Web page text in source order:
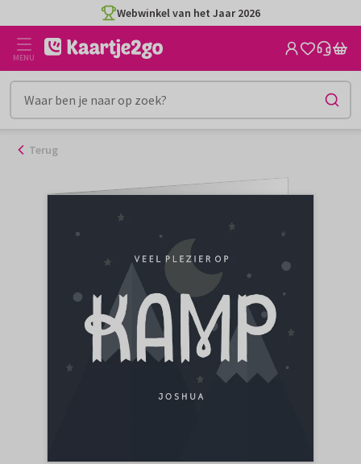
naar
inhoud
Webwinkel van het Jaar 2026
MENU
Terug